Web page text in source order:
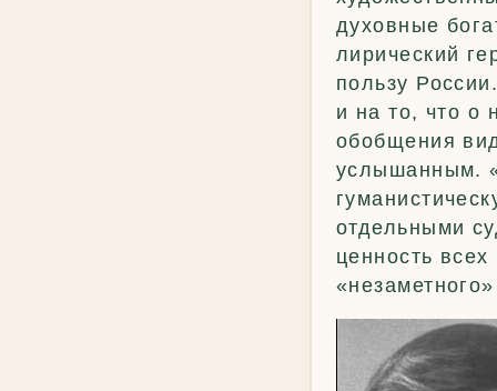
духовные
лирический
пользу
и на то, что о
обобщения
услышанным.
отдельными
ценность